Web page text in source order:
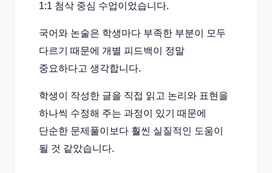
1:1 첨삭 중심 수업이었습니다.
국어와 논술은 학생마다 부족한 부분이 모두
다르기 때문에 개별 피드백이 정말
중요하다고 생각합니다.
학생이 작성한 글을 직접 읽고 논리와 표현을
하나씩 수정해 주는 과정이 있기 때문에
단순한 문제풀이보다 훨씬 실질적인 도움이
될 것 같았습니다.